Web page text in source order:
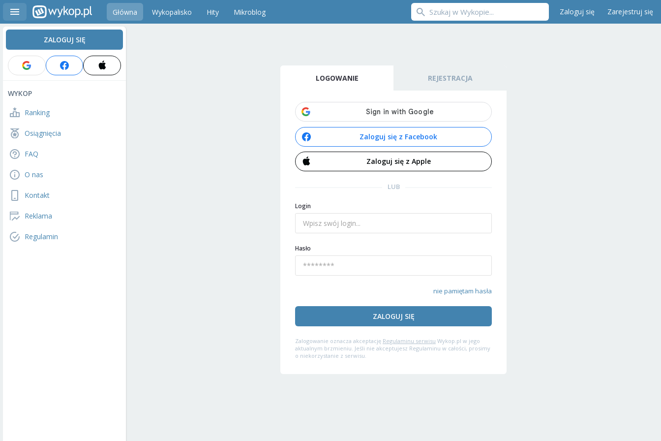
Główna Wykopalisko Hity Mikroblog Zaloguj się Zarejestruj się
ZALOGUJ SIĘ
WYKOP
Ranking
Osiągnięcia
FAQ
O nas
Kontakt
Reklama
Regulamin
LOGOWANIE REJESTRACJA
Zaloguj się z Facebook
Zaloguj się z Apple
LUB
Login
Hasło
nie pamiętam hasła
ZALOGUJ SIĘ
Zalogowanie oznacza akceptację Regulaminu serwisu Wykop.pl w jego
aktualnym brzmieniu. Jeśli nie akceptujesz Regulaminu w całości, prosimy
o niekorzystanie z serwisu.